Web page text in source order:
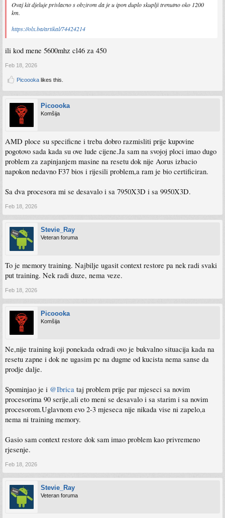
Ovaj kit djeluje privlacno s obzirom da je u ipon duplo skuplji trenutno oko 1200
km.
https://olx.ba/artikal/74424214
ili kod mene 5600mhz cl46 za 450
Feb 18, 2026
Picoooka likes this.
Picoooka
Komšija
AMD ploce su specificne i treba dobro razmisliti prije kupovine
pogotovo sada kada su ove lude cijene.Ja sam na svojoj ploci imao dugo
problem za zapinjanjem masine na resetu dok nije Aorus izbacio
napokon nedavno F37 bios i rijesili problem,a ram je bio certificiran.
Sa dva procesora mi se desavalo i sa 7950X3D i sa 9950X3D.
Feb 18, 2026
Stevie_Ray
Veteran foruma
To je memory training. Najbilje ugasit context restore pa nek radi svaki
put training. Nek radi duze, nema veze.
Feb 18, 2026
Picoooka
Komšija
Ne,nije training koji ponekada odradi ovo je bukvalno situacija kada na
resetu zapne i dok ne ugasim pc na dugme od kucista nema sanse da
prodje dalje.
Spominjao je i @Ibrica taj problem prije par mjeseci sa novim
procesorima 90 serije,ali eto meni se desavalo i sa starim i sa novim
procesorom.Uglavnom evo 2-3 mjeseca nije nikada vise ni zapelo,a
nema ni training memory.
Gasio sam context restore dok sam imao problem kao privremeno
rjesenje.
Feb 18, 2026
Stevie_Ray
Veteran foruma